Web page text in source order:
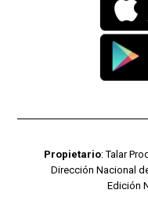
Propietario: Talar
Dirección Nacional
Edición